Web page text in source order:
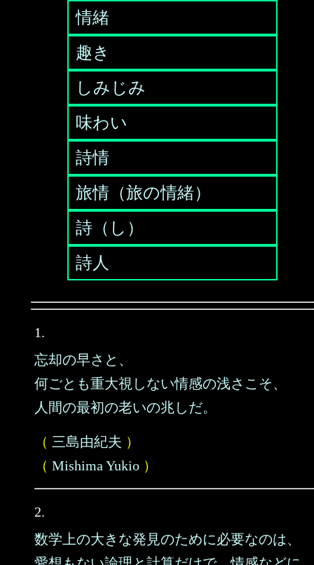
情緒
趣き
しみじみ
味わい
詩情
旅情（旅の情緒）
詩（し）
詩人
1.
忘却の早さと、
何ごとも重大視しない情感の浅さこそ、
人間の最初の老いの兆しだ。
（ 三島由紀夫 ）
（ Mishima Yukio ）
2.
数学上の大きな発見のために必要なのは、